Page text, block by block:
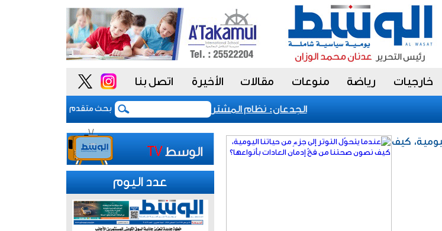
خارجيات رياضة منوعات مقالات الأخيرة اتصل بنا
بحث متقدم
الجدعان: نظام المشتريات يمنح الحكومة السعودية أدوات أكثر مرونة
كيف
عدد اليوم